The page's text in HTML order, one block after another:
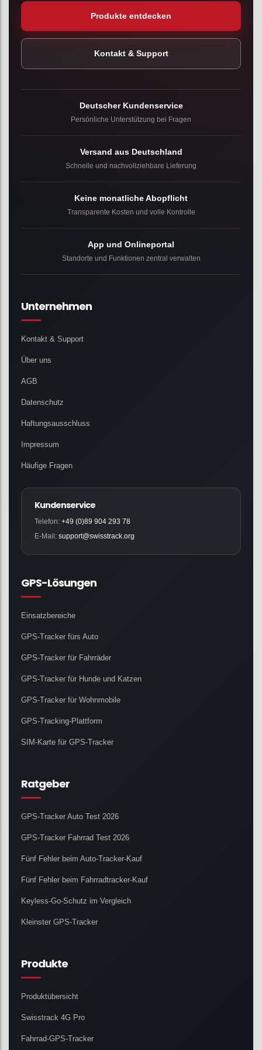
Produkte entdecken
Kontakt & Support
Deutscher Kundenservice
Persönliche Unterstützung bei Fragen
Versand aus Deutschland
Schnelle und nachvollziehbare Lieferung
Keine monatliche Abopflicht
Transparente Kosten und volle Kontrolle
App und Onlineportal
Standorte und Funktionen zentral verwalten
Unternehmen
Kontakt & Support
Über uns
AGB
Datenschutz
Haftungsausschluss
Impressum
Häufige Fragen
Kundenservice
Telefon: +49 (0)89 904 293 78
E-Mail: support@swisstrack.org
GPS-Lösungen
Einsatzbereiche
GPS-Tracker fürs Auto
GPS-Tracker für Fahrräder
GPS-Tracker für Hunde und Katzen
GPS-Tracker für Wohnmobile
GPS-Tracking-Plattform
SIM-Karte für GPS-Tracker
Ratgeber
GPS-Tracker Auto Test 2026
GPS-Tracker Fahrrad Test 2026
Fünf Fehler beim Auto-Tracker-Kauf
Fünf Fehler beim Fahrradtracker-Kauf
Keyless-Go-Schutz im Vergleich
Kleinster GPS-Tracker
Produkte
Produktübersicht
Swisstrack 4G Pro
Fahrrad-GPS-Tracker